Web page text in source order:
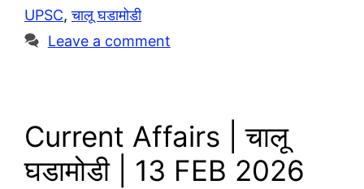
a
m
A
p
L
i
r
e
UPSC,चालू घडामोडी
Leave a comment
Current Affairs | चालू
घडामोडी | 13 FEB 2026